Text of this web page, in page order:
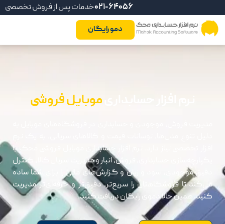
خدمات پس از فروش تخصصی021-64056
دمو رایگان
موبایل فروشی
افزار تخصصی نیاز دارد. نرم افزار حسابداری موبایل فروشی محک با
یکپارچه‌سازی حسابداری، فروش، انبار و مدیریت سریال کالا، کنترل
دقیق موجودی، سود و زیان و گزارش‌های مالی را برای شما ساده
می‌کند تا فروشگاهتان را سریع‌تر، دقیق‌تر و حرفه‌ای‌تر مدیریت
کنید. همین حالا دموی رایگان دریافت کنید.